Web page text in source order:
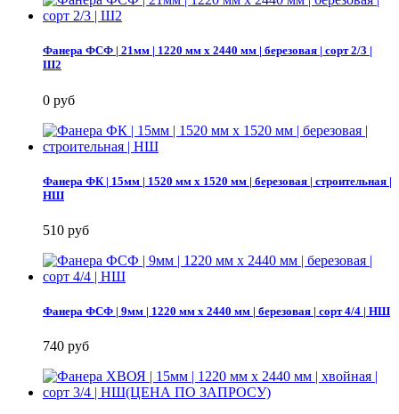
Фанера ФСФ | 21мм | 1220 мм х 2440 мм | березовая | сорт 2/3 |
Ш2
0 руб
Фанера ФК | 15мм | 1520 мм х 1520 мм | березовая | строительная |
НШ
510 руб
Фанера ФСФ | 9мм | 1220 мм х 2440 мм | березовая | сорт 4/4 | НШ
740 руб